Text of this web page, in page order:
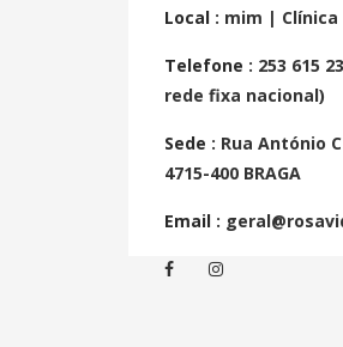
Local: mim | Clínica
Telefone : 253 615
rede fixa nacional)
Sede : Rua António
4715-400 BRAGA
Email: